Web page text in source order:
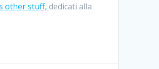
other stuff,dedicati alla